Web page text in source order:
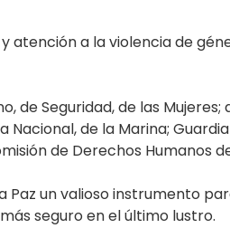
atención a la violencia de
de Seguridad, de las Mujeres;
de la Marina;
de Derechos Humanos
Paz un valioso instrumento
seguro en el último lustro.